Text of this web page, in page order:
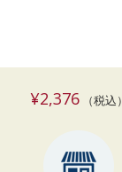
¥2,376（税込）